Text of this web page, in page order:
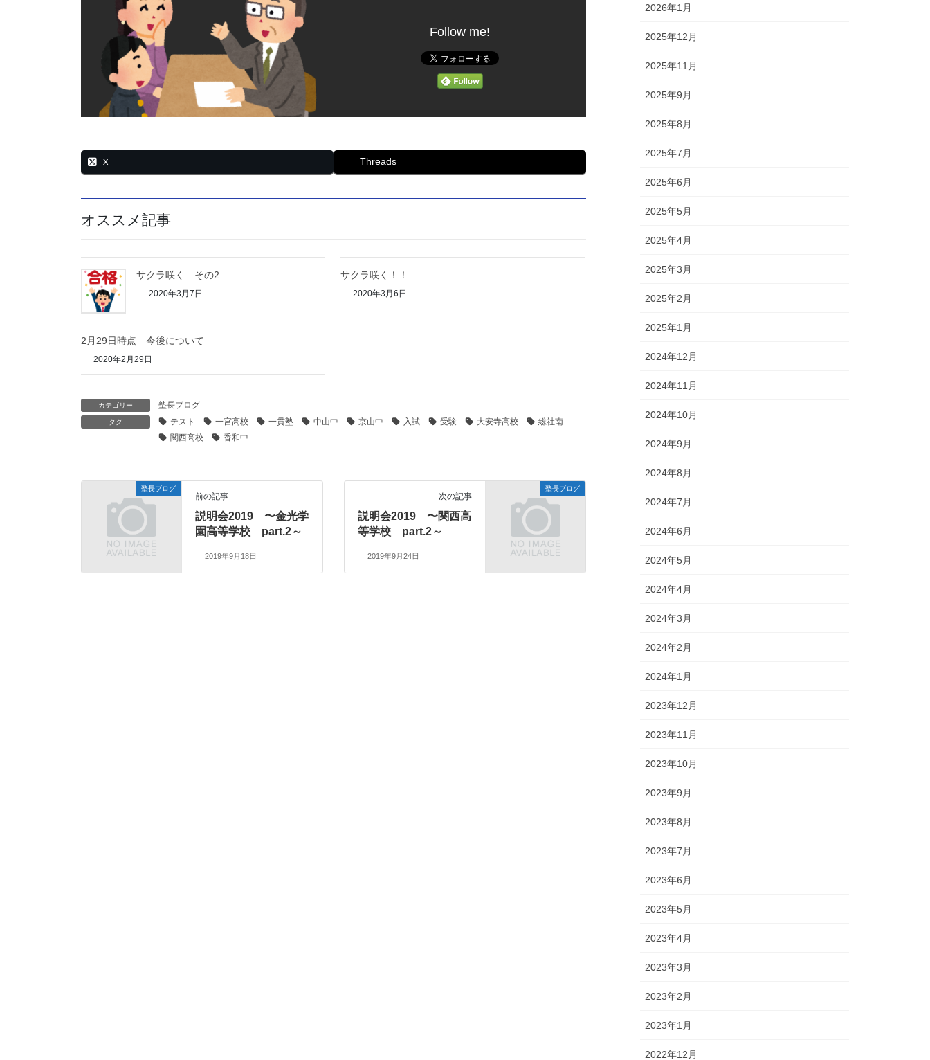
Follow me!
X Threads
オススメ記事
サクラ咲く その2
2020年3月7日
サクラ咲く！！
2020年3月6日
2月29日時点 今後について
2020年2月29日
カテゴリー 塾長ブログ
タグ テスト 一宮高校 一貫塾 中山中 京山中 入試 受験 大安寺高校
総社南
関西高校
香和中
塾長ブログ
前の記事
説明会2019 〜金光学
園高等学校 part.2～
2019年9月18日
塾長ブログ
次の記事
説明会2019 〜関西高
等学校 part.2～
2019年9月24日
2026年1月
2025年12月
2025年11月
2025年9月
2025年8月
2025年7月
2025年6月
2025年5月
2025年4月
2025年3月
2025年2月
2025年1月
2024年12月
2024年11月
2024年10月
2024年9月
2024年8月
2024年7月
2024年6月
2024年5月
2024年4月
2024年3月
2024年2月
2024年1月
2023年12月
2023年11月
2023年10月
2023年9月
2023年8月
2023年7月
2023年6月
2023年5月
2023年4月
2023年3月
2023年2月
2023年1月
2022年12月